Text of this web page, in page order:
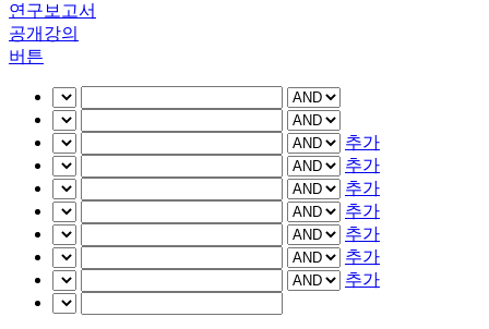
연구보고서
공개강의
버튼
추가
추가
추가
추가
추가
추가
추가